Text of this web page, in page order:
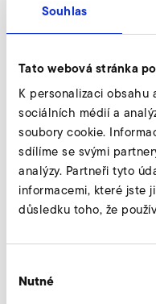
Souhlas
Tato webová stránka
K personalizaci obsahu
sociálních médií a
soubory cookie.
sdílíme se svými
analýzy. Partneři tyto
informacemi, které jste
důsledku toho, že
souhlasu
Nutné
Připojovací
Vores eksperter